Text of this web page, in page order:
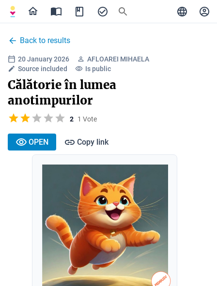
Back to results
20 January 2026
AFLOAREI MIHAELA
Source included
Is public
Călătorie în lumea
anotimpurilor
2 1 Vote
OPEN Copy link